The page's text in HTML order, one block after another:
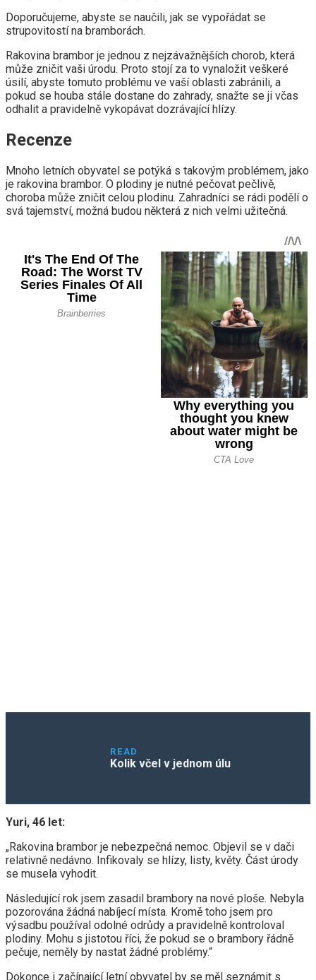
Doporučujeme, abyste se naučili, jak se vypořádat se
strupovitostí na bramborách.
Rakovina brambor je jednou z nejzávažnějších chorob, která
může zničit vaši úrodu. Proto stojí za to vynaložit veškeré
úsilí, abyste tomuto problému ve vaší oblasti zabránili, a
pokud se houba stále dostane do zahrady, snažte se ji včas
odhalit a pravidelně vykopávat dozrávající hlízy.
Recenze
Mnoho letních obyvatel se potýká s takovým problémem, jako
je rakovina brambor. O plodiny je nutné pečovat pečlivě,
choroba může zničit celou plodinu. Zahradníci se rádi podělí o
svá tajemství, možná budou některá z nich velmi užitečná.
READ
Kolik včel v jednom úlu
Yuri, 46 let:
„Rakovina brambor je nebezpečná nemoc. Objevil se v dači
relativně nedávno. Infikovaly se hlízy, listy, květy. Část úrody
se musela vyhodit.
Následující rok jsem zasadil brambory na nové ploše. Nebyla
pozorována žádná nabíjecí místa. Kromě toho jsem pro
výsadbu používal odolné odrůdy a pravidelně kontroloval
plodiny. Mohu s jistotou říci, že pokud se o brambory řádně
pečuje, neměly by nastat žádné problémy.“
Dokonce i začínající letní obyvatel by se měl seznámit s